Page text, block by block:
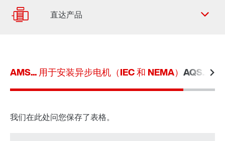
联系表
SEW-EURODRIVE 全世界
驱动选择
产品配置器
AMS... 用于安装异步电机（IEC 和 NEMA） AQS... 用
我们在此处问您保存了表格。